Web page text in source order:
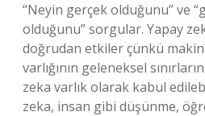
“Neyin gerçek olduğunu” ve
olduğunu” sorgular. Yapay
doğrudan etkiler çünkü
varlığının geleneksel
zeka varlık olarak kabul
zeka, insan gibi düşünme,